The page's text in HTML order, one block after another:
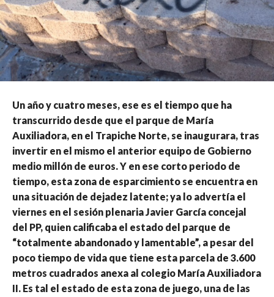
Un año y cuatro meses, ese es el tiempo que ha
transcurrido desde que el parque de María
Auxiliadora, en el Trapiche Norte, se inaugurara, tras
invertir en el mismo el anterior equipo de Gobierno
medio millón de euros. Y en ese corto periodo de
tiempo, esta zona de esparcimiento se encuentra en
una situación de dejadez latente; ya lo advertía el
viernes en el sesión plenaria Javier García concejal
del PP, quien calificaba el estado del parque de
“totalmente abandonado y lamentable”, a pesar del
poco tiempo de vida que tiene esta parcela de 3.600
metros cuadrados anexa al colegio María Auxiliadora
II. Es tal el estado de esta zona de juego, una de las